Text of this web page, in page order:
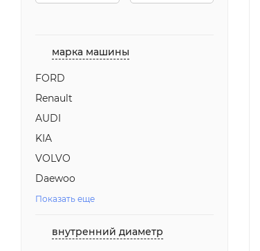
марка машины
FORD
Renault
AUDI
KIA
VOLVO
Daewoo
Показать еще
внутренний диаметр